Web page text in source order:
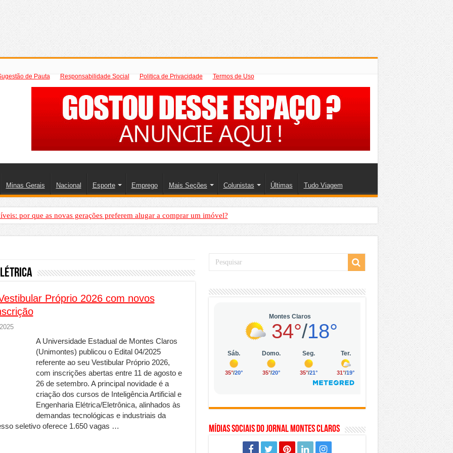
de Pauta Responsabilidade Social Politica de Privacidade Termos de Uso
Minas Gerais Nacional Esporte Emprego Mais Seções Colunistas Últimas Tudo Viagem
por que as novas gerações preferem alugar a comprar um imóvel?
saber a hora certa de evoluir sua infraestrutura digital
transfer passeios e traslados em Porto Seguro, Bahia
diante do avanço das tecnologias conectadas
no Brasil com a chegada da VIVAMOMENTO ao polo empresarial da Vila Olímpia, em São Paulo
Contra Streamings Piratas: Entenda o Bloqueio e o Que Muda
como Jaque Rosa ensina tarólogas a faturarem mais de R$ 10 mil no digital
vale mais a pena investir em móveis personalizados?
planejar sua trajetória acadêmica e profissional
como usar dados e regulamentações a seu favor
chega para brasileiros: ZCT traz oportunidades de lucro seguro com solar, eólica e hidrogênio verde
Ferro: guia completo para escolher o portão ideal para seu imóvel
do consumidor: como marcas evitam ruídos no mercado
Próprio 2026 com novos
A Universidade Estadual de Montes Claros
(Unimontes) publicou o Edital 04/2025
referente ao seu Vestibular Próprio 2026,
com inscrições abertas entre 11 de agosto e
26 de setembro. A principal novidade é a
criação dos cursos de Inteligência Artificial e
Engenharia Elétrica/Eletrônica, alinhados às
demandas tecnológicas e industriais da
seletivo oferece 1.650 vagas …
Mídias Sociais do Jornal Montes Claros